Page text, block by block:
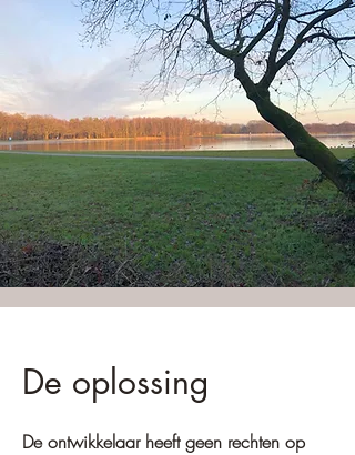
De oplossing
De ontwikkelaar heeft geen rechten op